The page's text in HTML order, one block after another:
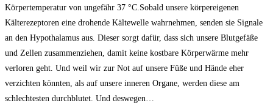
Körpertemperatur von ungefähr 37 °C.Sobald unsere körpereigenen
Kälterezeptoren eine drohende Kältewelle wahrnehmen, senden sie Signale
an den Hypothalamus aus. Dieser sorgt dafür, dass sich unsere Blutgefäße
und Zellen zusammenziehen, damit keine kostbare Körperwärme mehr
verloren geht. Und weil wir zur Not auf unsere Füße und Hände eher
verzichten könnten, als auf unsere inneren Organe, werden diese am
schlechtesten durchblutet. Und deswegen…